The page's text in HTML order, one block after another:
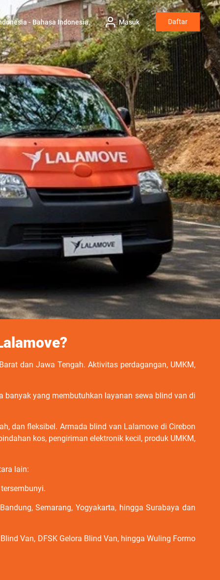
- Bahasa Indonesia Masuk Daftar
dan Jawa Tengah. Aktivitas perdagangan, UMKM,
banyak yang membutuhkan layanan sewa blind van di
dan fleksibel. Armada blind van Lalamove di Cirebon
kos, pengiriman elektronik kecil, produk UMKM,
lain:
Semarang, Yogyakarta, hingga Surabaya dan
Van, DFSK Gelora Blind Van, hingga Wuling Formo